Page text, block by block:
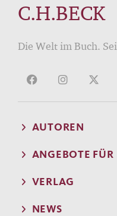
C.H.BECK
Die Welt im Buch.
AUTOREN
ANGEBOTE FÜR
VERLAG
NEWS